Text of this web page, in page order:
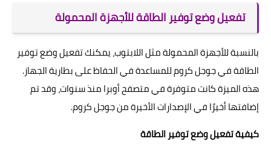
تفعيل وضع توفير الطاقة للأجهزة المحمولة
بالنسبة للأجهزة المحمولة مثل اللابتوب، يمكنك تفعيل وضع توفير
الطاقة في جوجل كروم للمساعدة في الحفاظ على بطارية الجهاز.
هذه الميزة كانت متوفرة في متصفح أوبرا منذ سنوات، وقد تم
إضافتها أخيرًا في الإصدارات الأخيرة من جوجل كروم.
كيفية تفعيل وضع توفير الطاقة